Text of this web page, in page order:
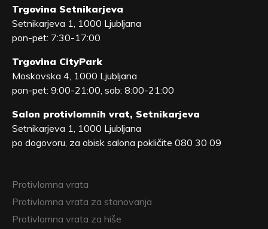
Trgovina Setnikarjeva
Setnikarjeva 1, 1000 Ljubljana
pon-pet: 7:30-17:00
Trgovina CityPark
Moskovska 4, 1000 Ljubljana
pon-pet: 9:00-21:00, sob: 8:00-21:00
Salon protivlomnih vrat, Setnikarjeva
Setnikarjeva 1, 1000 Ljubljana
po dogovoru, za obisk salona pokličite 080 30 09
Protivlomna vrata
Protivlomna vrata za stanovanja
Protivlomna vrata za hiše